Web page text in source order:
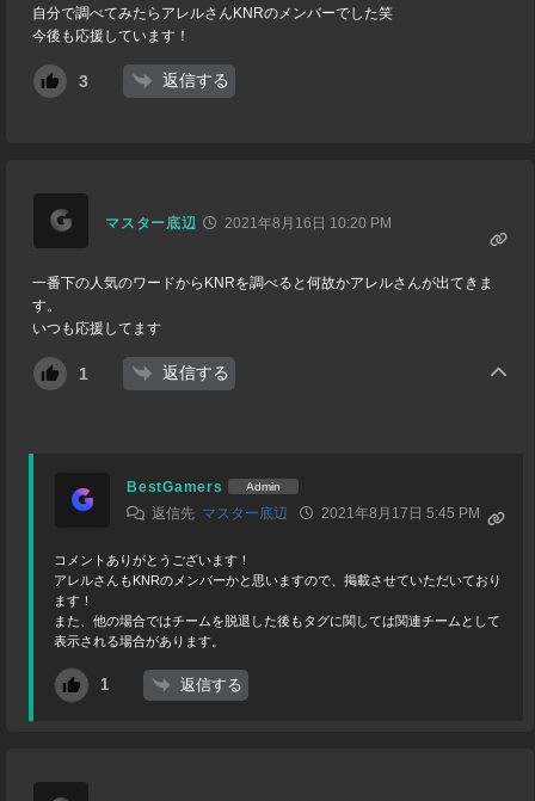
自分で調べてみたらアレルさんKNRのメンバーでした笑
今後も応援しています！
3 返信する
マスター底辺 2021年8月16日 10:20 PM
一番下の人気のワードからKNRを調べると何故かアレルさんが出てきま
す。
いつも応援してます
1 返信する
BestGamers Admin
返信先 マスター底辺 2021年8月17日 5:45 PM
コメントありがとうございます！
アレルさんもKNRのメンバーかと思いますので、掲載させていただいており
ます！
また、他の場合ではチームを脱退した後もタグに関しては関連チームとして
表示される場合があります。
1 返信する